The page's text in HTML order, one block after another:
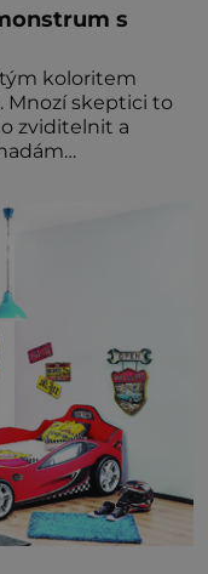
s
koloritem
Mnozí skeptici to
zviditelnit a